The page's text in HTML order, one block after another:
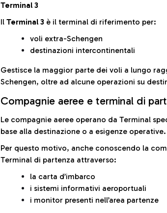
Terminal 3
Il Terminal 3 è il terminal di riferimento per:
voli extra-Schengen
destinazioni intercontinentali
Gestisce la maggior parte dei voli a lungo
Schengen, oltre ad alcune operazioni su
Compagnie aeree e terminal di
Le compagnie aeree operano da Terminal
base alla destinazione o a esigenze operative.
Per questo motivo, anche conoscendo la
Terminal di partenza attraverso:
la carta d’imbarco
i sistemi informativi aeroportuali
i monitor presenti nell’area partenze